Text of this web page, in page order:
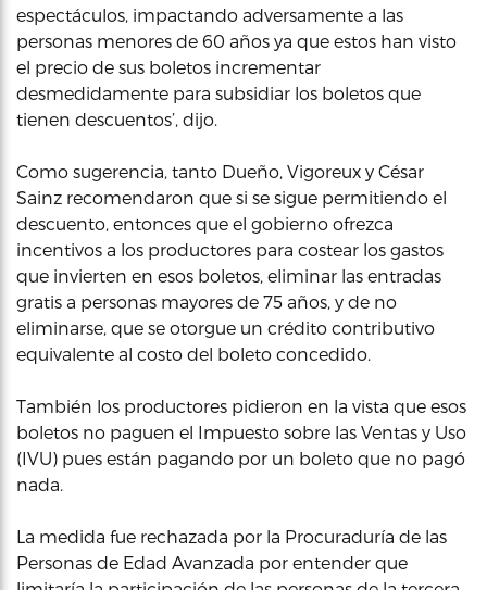
espectáculos, impactando adversamente a las
personas menores de 60 años ya que estos han visto
el precio de sus boletos incrementar
desmedidamente para subsidiar los boletos que
tienen descuentos’, dijo.
Como sugerencia, tanto Dueño, Vigoreux y César
Sainz recomendaron que si se sigue permitiendo el
descuento, entonces que el gobierno ofrezca
incentivos a los productores para costear los gastos
que invierten en esos boletos, eliminar las entradas
gratis a personas mayores de 75 años, y de no
eliminarse, que se otorgue un crédito contributivo
equivalente al costo del boleto concedido.
También los productores pidieron en la vista que esos
boletos no paguen el Impuesto sobre las Ventas y Uso
(IVU) pues están pagando por un boleto que no pagó
nada.
La medida fue rechazada por la Procuraduría de las
Personas de Edad Avanzada por entender que